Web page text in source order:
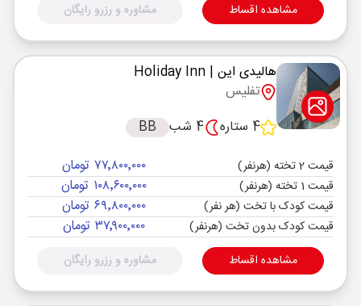
مشاهده اقساط مشاوره و رزرو رایگان
هالیدی این | Holiday Inn
تفلیس
4 ستاره
4 شب BB
قیمت 2 تخته (هرنفر) ۷۷٬۸۰۰٬۰۰۰ تومان
قیمت 1 تخته (هرنفر) ۱۰۸٬۶۰۰٬۰۰۰ تومان
قیمت کودک با تخت (هر نفر) ۶۹٬۸۰۰٬۰۰۰ تومان
قیمت کودک بدون تخت (هرنفر) ۳۷٬۹۰۰٬۰۰۰ تومان
مشاهده اقساط مشاوره و رزرو رایگان